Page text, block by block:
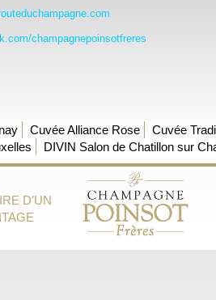
champagnepoinsotfreres
Cuvée Alliance Rose Cuvée
DIVIN Salon de Chatillon sur
D’UN